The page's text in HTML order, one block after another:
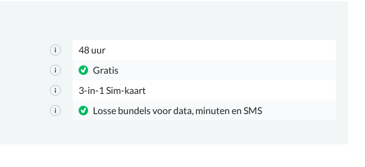
48 uur
Gratis
3-in-1 Sim-kaart
Losse bundels voor data, minuten en SMS